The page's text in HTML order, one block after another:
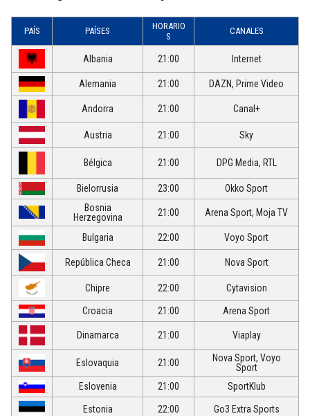
PAÍS PAÍSES
HORARIO
S
CANALES
Albania 21:00 Internet
Alemania 21:00 DAZN, Prime Video
Andorra 21:00 Canal+
Austria 21:00 Sky
Bélgica 21:00 DPG Media, RTL
Bielorrusia 23:00
Okko Sport
Bosnia
Herzegovina
21:00 Arena Sport, Moja TV
Bulgaria 22:00 Voyo Sport
República Checa 21:00 Nova Sport
Chipre 22:00 Cytavision
Croacia 21:00 Arena Sport
Dinamarca 21:00 Viaplay
Eslovaquia 21:00
Nova Sport, Voyo
Sport
Eslovenia
21:00 SportKlub
Estonia 22:00 Go3 Extra Sports